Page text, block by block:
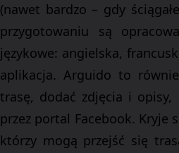
(nawet bardzo – gdy
przygotowaniu są
językowe: angielska,
aplikacja. Arguido to
trasę, dodać zdjęcia i
przez portal Facebook. Kryje
którzy mogą przejść się